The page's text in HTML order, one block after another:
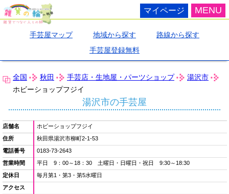
MENU
マイページ
手芸屋マップ 地域から探す
路線から探す
手芸屋登録無料
全国 秋田 手芸店・生地屋・パーツショップ
湯沢市
ホビーショップフジイ
湯沢市の手芸屋
店舗名
ホビーショップフジイ
住所
秋田県湯沢市柳町2-1-53
電話番号
0183-73-2643
営業時間
平日 9：00～18：30 土曜日・日曜日・祝日 9:30～18:30
定休日
毎月第1・第3・第5水曜日
アクセス